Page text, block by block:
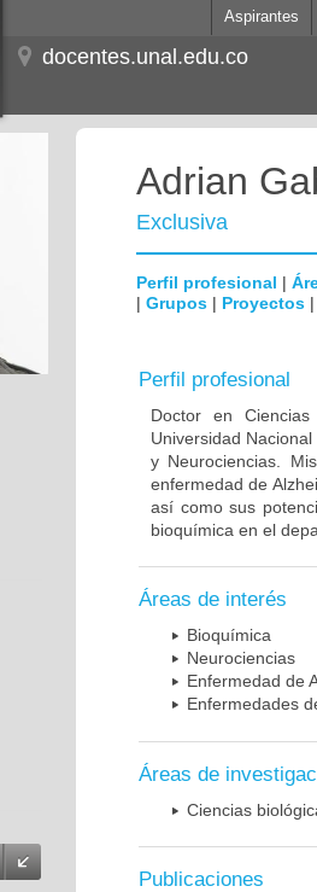
Aspirantes
docentes.unal.edu.co
Adrian
Exclusiva
Perfil profesional |
| Grupos | Proyectos
Perfil profesional
Doctor en
Universidad
y Neurociencias.
enfermedad de
así como sus
bioquímica en el
Áreas de interés
Bioquímica
Neurociencias
Enfermedad de
Enfermedades
Áreas de
Ciencias
Publicaciones